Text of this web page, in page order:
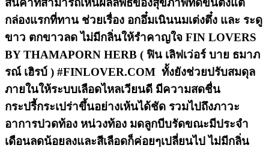
กล่องแรกที่ทาน ช่วยเรื่อง อกอึ๋มเนินนมเต่งตึ๋ง และ ระดู
ขาว ตกขาวลด ไม่มีกลิ่นให้รำคาญใจ FIN LOVERS
BY THAMAPORN HERB ( ฟิน เลิฟเว่อร์ บาย ธมาภ
รณ์ เฮิรบ์ ) #FINLOVER.COM ทั้งยังช่วยปรับสมดุล
ภายในให้ระบบเลือดไหลเวียนดี มีความสดชื่น
กระปรี้กระเปร่าขึ้นอย่างเห้นได้ชัด รวมไปถึงภาวะ
อาการปวดท้อง หน่วงท้อง มดลูกบีบรัดขณะมีประจำ
เดือนลดน้อยลงและสีเลือดก็ค่อยๆเปลี่ยนไป ไม่มีกลิ่น